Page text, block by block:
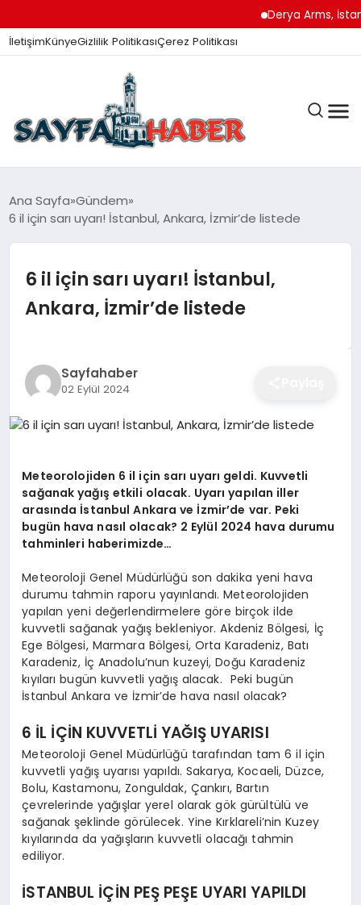
Derya Arms,
İletişimKünyeGizlilik PolitikasıÇerez Politikası
ANA SAYFA
İZMIR HABERLERI
EĞITIM
EKONOMI
SAĞLIK
YAŞAM
DIĞER
Ana Sayfa Gündem
6 il için sarı uyarı! İstanbul, Ankara, İzmir’de listede
6 il için sarı uyarı! İstanbul,
Ankara, İzmir’de listede
Sayfahaber
02 Eylül 2024
Meteorolojiden 6 il için sarı uyarı geldi. Kuvvetli
sağanak yağış etkili olacak. Uyarı yapılan iller
arasında İstanbul Ankara ve İzmir’de var. Peki
bugün hava nasıl olacak? 2 Eylül 2024 hava durumu
tahminleri haberimizde…
Meteoroloji Genel Müdürlüğü son dakika yeni hava
durumu tahmin raporu yayınlandı. Meteorolojiden
yapılan yeni değerlendirmelere göre birçok ilde
kuvvetli sağanak yağış bekleniyor. Akdeniz Bölgesi, İç
Ege Bölgesi, Marmara Bölgesi, Orta Karadeniz, Batı
Karadeniz, İç Anadolu’nun kuzeyi, Doğu Karadeniz
kıyıları bugün kuvvetli yağış alacak. Peki bugün
İstanbul Ankara ve İzmir’de hava nasıl olacak?
6 İL İÇİN KUVVETLİ YAĞIŞ UYARISI
Meteoroloji Genel Müdürlüğü tarafından tam 6 il için
kuvvetli yağış uyarısı yapıldı. Sakarya, Kocaeli, Düzce,
Bolu, Kastamonu, Zonguldak, Çankırı, Bartın
çevrelerinde yağışlar yerel olarak gök gürültülü ve
sağanak şeklinde görülecek. Yine Kırklareli’nin Kuzey
kıyılarında da yağışların kuvvetli olacağı tahmin
ediliyor.
İSTANBUL İÇİN PEŞ PEŞE UYARI YAPILDI